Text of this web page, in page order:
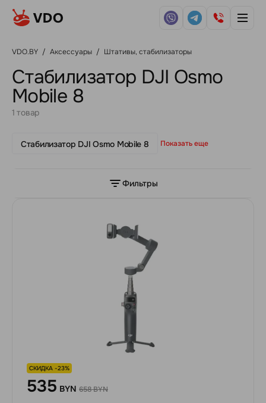
VDO.BY / Аксессуары / Штативы, стабилизаторы
Стабилизатор DJI Osmo
Mobile 8
1 товар
Стабилизатор DJI Osmo Mobile 8 Показать еще
Фильтры
СКИДКА -23%
535 BYN 658 BYN